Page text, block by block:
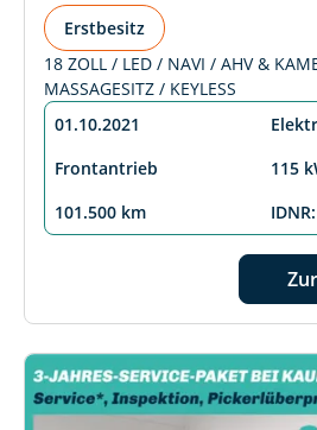
Erstbesitz
18 ZOLL / LED / NAVI / AHV &
MASSAGESITZ / KEYLESS
01.10.2021
Frontantrieb
115
101.500 km